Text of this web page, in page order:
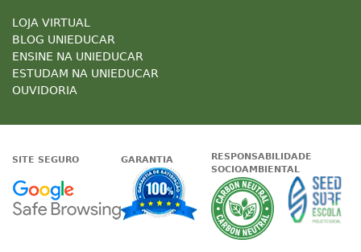
LOJA VIRTUAL
BLOG UNIEDUCAR
ENSINE NA UNIEDUCAR
ESTUDAM NA UNIEDUCAR
OUVIDORIA
SITE SEGURO
Google - Status do site no
GARANTIA
Garantia de
RESPONSABILIDADE
SOCIOAMBIENTAL
A